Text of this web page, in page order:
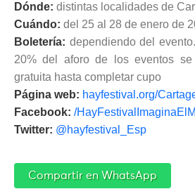
Dónde: distintas localidades de
Cuándo: del 25 al 28 de enero de
Boletería: dependiendo del
20% del aforo de los eventos se
gratuita hasta completar cupo
Página web: hayfestival.org/
Facebook: /
Twitter: @hayfestival_Esp
Compartir en WhatsApp